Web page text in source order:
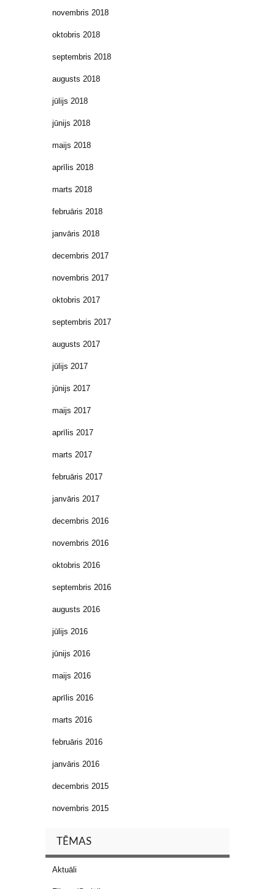
novembris 2018
oktobris 2018
septembris 2018
augusts 2018
jūlijs 2018
jūnijs 2018
maijs 2018
aprīlis 2018
marts 2018
februāris 2018
janvāris 2018
decembris 2017
novembris 2017
oktobris 2017
septembris 2017
augusts 2017
jūlijs 2017
jūnijs 2017
maijs 2017
aprīlis 2017
marts 2017
februāris 2017
janvāris 2017
decembris 2016
novembris 2016
oktobris 2016
septembris 2016
augusts 2016
jūlijs 2016
jūnijs 2016
maijs 2016
aprīlis 2016
marts 2016
februāris 2016
janvāris 2016
decembris 2015
novembris 2015
TĒMAS
Aktuāli